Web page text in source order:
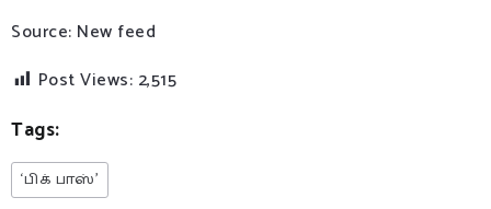
Source: New feed
Post Views: 2,515
Tags:
‘பிக் பாஸ்’